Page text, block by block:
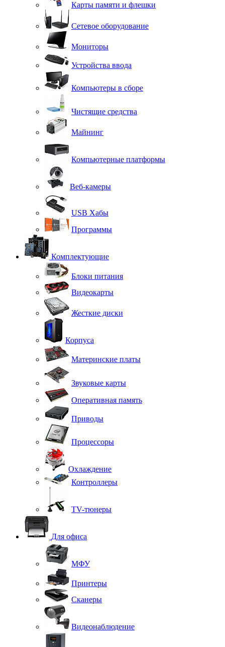
Карты памяти и флешки
Сетевое оборудование
Мониторы
Устройства ввода
Компьютеры в сборе
Чистящие средства
Майнинг
Компьютерные платформы
Веб-камеры
USB Хабы
Программы
Комплектующие
Блоки питания
Видеокарты
Жесткие диски
Корпуса
Материнские платы
Звуковые карты
Оперативная память
Приводы
Процессоры
Охлаждение
Контроллеры
TV-тюнеры
Для офиса
МФУ
Принтеры
Сканеры
Видеонаблюдение